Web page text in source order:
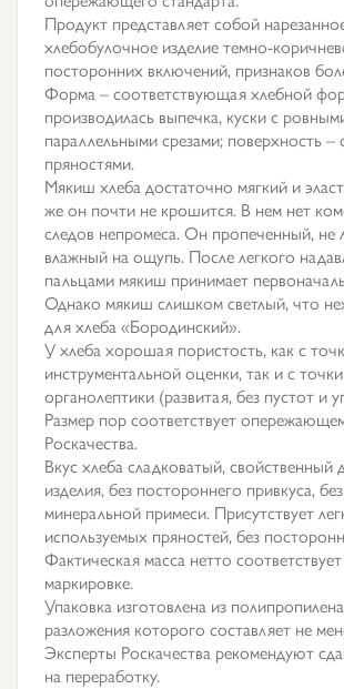
Продукт представляет собой
хлебобулочное изделие темно-
посторонних включений, признаков
Форма – соответствующая хлебной
производилась выпечка, куски с
параллельными срезами; поверхность –
пряностями.
Мякиш хлеба достаточно мягкий и
же он почти не крошится. В нем нет
следов непромеса. Он пропеченный, не
влажный на ощупь. После легкого
пальцами мякиш принимает
Однако мякиш слишком светлый, что
для хлеба «Бородинский».
У хлеба хорошая пористость, как с
инструментальной оценки, так и с
органолептики (развитая, без пустот и
Размер пор соответствует
Роскачества.
Вкус хлеба сладковатый, свойственный
изделия, без постороннего привкуса,
минеральной примеси. Присутствует
используемых пряностей, без
Фактическая масса нетто
маркировке.
Упаковка изготовлена из
разложения которого составляет не
Эксперты Роскачества рекомендуют
на переработку.